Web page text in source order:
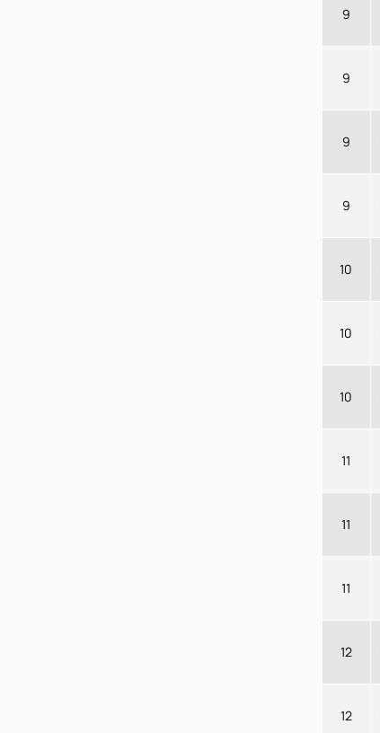
9
9
9
9
10
10
10
11
11
11
12
12